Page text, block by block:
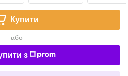
Купити
або
з